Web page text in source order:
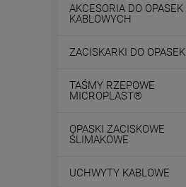
AKCESORIA DO OPASEK
KABLOWYCH
ZACISKARKI DO OPASEK
TAŚMY RZEPOWE
MICROPLAST®
OPASKI ZACISKOWE
ŚLIMAKOWE
UCHWYTY KABLOWE